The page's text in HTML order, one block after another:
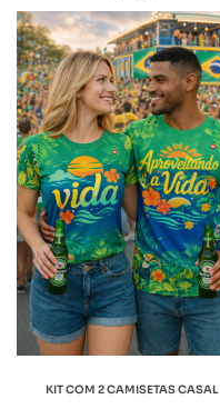
KIT COM 2 CAMISETAS CASAL